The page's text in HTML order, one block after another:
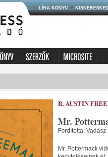
LÍRA KÖNYV
R. AUSTIN
Mr.
Fordította: Vadász
Mr. Pottermack